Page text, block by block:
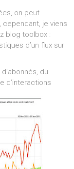
on peut
je viens
blog toolbox :
d’un flux sur
du
d’interactions